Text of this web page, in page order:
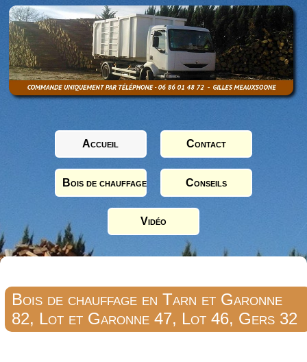
Accueil Contact
Bois de chauffage Conseils
Vidéo
Bois de chauffage en Tarn et Garonne
82, Lot et Garonne 47, Lot 46, Gers 32